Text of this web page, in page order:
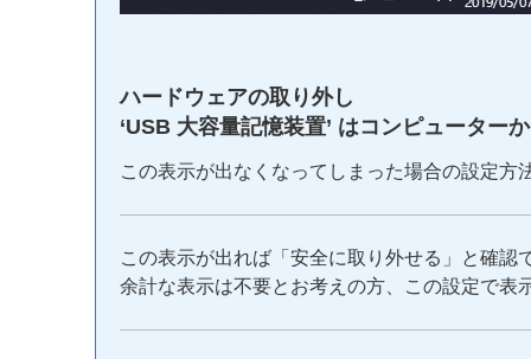
ハードウェアの取り外し
‘USB 大容量記憶装置’ はコンピューター
この表示が出なくなってしまった場合の設定方
この表示が出れば「安全に取り外せる」と確認
余計な表示は不要とお考えの方、この設定で表